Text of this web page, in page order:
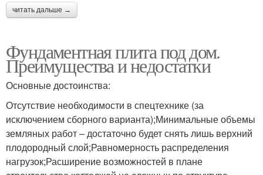
читать дальше →
Фундаментная плита под дом.
Преимущества и недостатки
Основные достоинства:
Отсутствие необходимости в спецтехнике (за
исключением сборного варианта);Минимальные объемы
земляных работ – достаточно будет снять лишь верхний
плодородный слой;Равномерность распределения
нагрузок;Расширение возможностей в плане